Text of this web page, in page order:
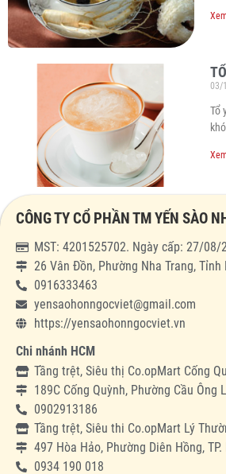
03/
Tổ
CÔNG TY CỔ PHẦN TM YẾN SÀO
MST: 4201525702. Ngày cấp: 27/08/
26 Vân Đồn, Phường Nha Trang, Tỉnh
0916333463
yensaohonngocviet@gmail.com
https://yensaohonngocviet.vn
Chi nhánh HCM
Tầng trệt, Siêu thị Co.opMart Cống
189C Cống Quỳnh, Phường Cầu Ông
0902913186
Tầng trệt, Siêu thi Co.opMart Lý
497 Hòa Hảo, Phường Diên Hồng, TP.
0934 190 018